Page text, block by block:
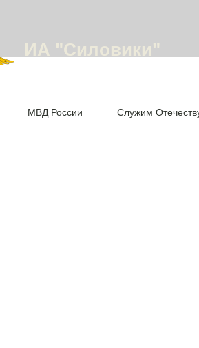
ИА "Силовики"
МВД России Служим